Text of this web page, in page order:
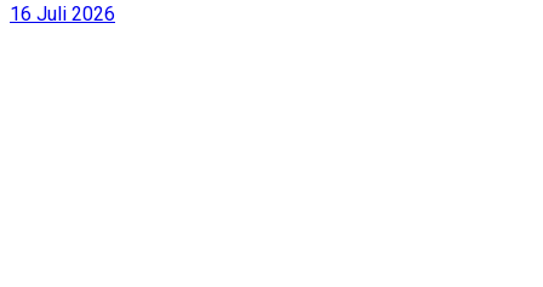
16 Juli 2026